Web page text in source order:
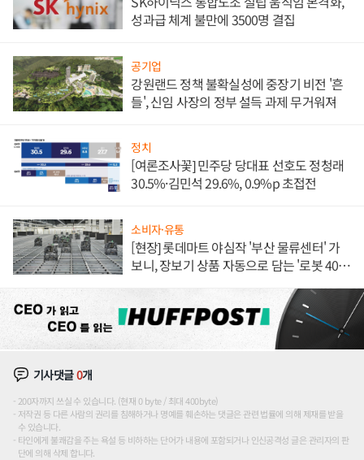
성과급 체계 불만에 3500명 결집
공기업
강원랜드 정책 불확실성에 중장기 비전 '흔
들', 신임 사장의 정부 설득 과제 무거워져
정치
[여론조사꽃] 민주당 당대표 선호도 정청래
30.5%·김민석 29.6%, 0.9%p 초접전
소비자·유통
[현장] 롯데마트 야심작 '부산 물류센터' 가
보니, 장보기 상품 자동으로 담는 '로봇 400
기사댓글0개
200자까지 쓰실 수 있습니다. (현재 0 byte / 최대 400byte)
저작권 등 다른 사람의 권리를 침해하거나 명예를 훼손하는 댓글은 관련 법률에 의해 제재를 받을
수 있습니다.
타인에게 불쾌감을 주는 욕설 등 비하하는 단어가 내용에 포함되거나 인신공격성 글은 관리자의 판
단에 의해 삭제 합니다.